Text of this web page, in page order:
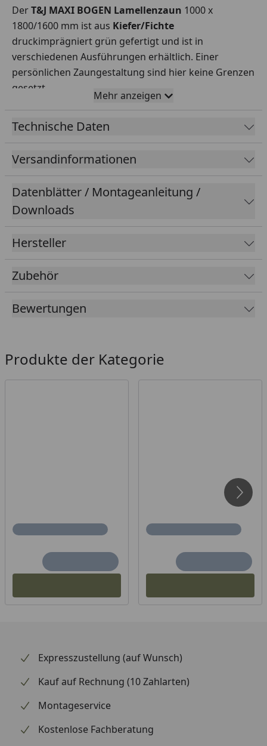
DerT&J MAXI BOGEN Lamellenzaun 1000 x
1800/1600 mm ist aus Kiefer/Fichte
druckimprägniert grün gefertigt und ist in
verschiedenen Ausführungen erhältlich. Einer
persönlichen Zaungestaltung sind hier keine Grenzen
gesetzt.
Maße (B/H):1800 x 1800/1600 mm, 1500 x 1800/1600
mm, 1200 x 1800/1600 mm, 1000 x 1800/1600 mm,
x1800/1500 mm
Lamellen:8 x 95 mm
Bitte beachten Sie folgende Hinweise:
Was benötige ich für einen reibungslosen Aufbau?
T&J Pfostenanker
Weiteres Zubehör:
Mehr anzeigen
Technische Daten
Versandinformationen
Datenblätter / Montageanleitung /
Downloads
Hersteller
Zubehör
Bewertungen
Produkte der Kategorie
Expresszustellung (auf Wunsch)
Kauf auf Rechnung (10 Zahlarten)
Montageservice
Kostenlose Fachberatung